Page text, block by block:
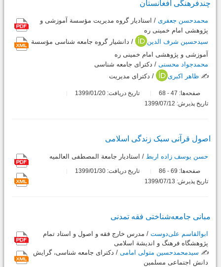
چندفرهنگی افغانستان
محمدحسن جعفری / استادیار گروه مدیریت مؤسسة آموزشی و
پژوهشی امام خمینی ره
سیدحسین شرف الدین
/ دانشیار گروه جامعه شناسی مؤسسة
آموزشی و پژوهشی امام خمینی ره
محمدجواد محسنی / دکترای جامعه شناسی
✍️ ظاهر اکبری / دکترای مدیریت
صفحه‌ها: 47
-
تاریخ دریافت: 1399/01/20
تاریخ پذیرش: 1399/07/12
اصول قرآنی سبک زندگی اسلامی
حسن یوسف زاده اربط / استادیار جامعة المصطفی العالمیه
صفحه‌ها: 69
-
تاریخ دریافت: 1399/01/30
تاریخ پذیرش: 1399/07/13
مبانی جامعه‌شناختی فقه تمدنی
ابوالقاسم علی‌دوست / مدرس خارج فقه و اصول و استاد تمام
پژوهشگاه فرهنگ و اندیشة اسلامی
✍️ سیدمحمدحسین متولی امامی / دکترای جامعه شناسی، گرایش
دانش اجتماعی مسلمین